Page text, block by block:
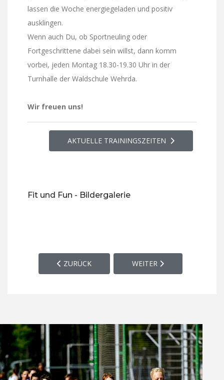
lassen die Woche energiegeladen und positiv
ausklingen.
Wenn auch Du, ob Sportneuling oder
Fortgeschrittene dabei sein willst, dann komm
vorbei, jeden Montag 18.30-19.30 Uhr in der
Turnhalle der Waldschule Wehrda.
Wir freuen uns!
AKTUELLE TRAININGSZEITEN
Fit und Fun - Bildergalerie
VORHERIGER BEITRAG: BEHINDERTEN­SPORT
ZURÜCK NÄCHSTER BEITRAG:
WEITER